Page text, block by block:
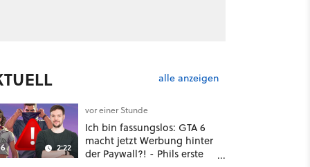
alle anzeigen
2:22
vor einer Stunde
Ich bin fassungslos: GTA 6
macht jetzt Werbung hinter
der Paywall?! - Phils erste